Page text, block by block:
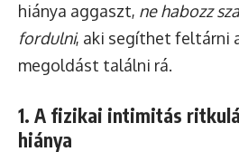
hiánya aggaszt, ne habozz
fordulni, aki segíthet feltárni
megoldást találni rá.
1. A fizikai intimitás
hiánya